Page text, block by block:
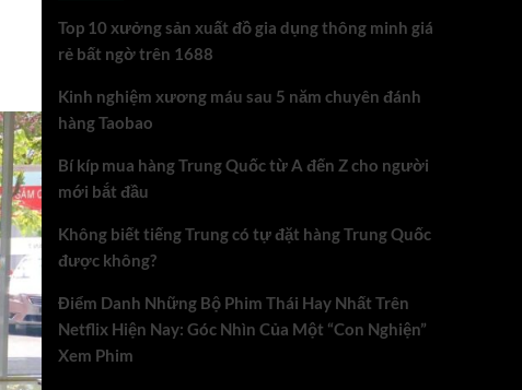
Top 10 xưởng sản xuất đồ gia dụng thông minh giá
rẻ bất ngờ trên 1688
Kinh nghiệm xương máu sau 5 năm chuyên đánh
hàng Taobao
Bí kíp mua hàng Trung Quốc từ A đến Z cho người
mới bắt đầu
Không biết tiếng Trung có tự đặt hàng Trung Quốc
được không?
Điểm Danh Những Bộ Phim Thái Hay Nhất Trên
Netflix Hiện Nay: Góc Nhìn Của Một “Con Nghiện”
Xem Phim